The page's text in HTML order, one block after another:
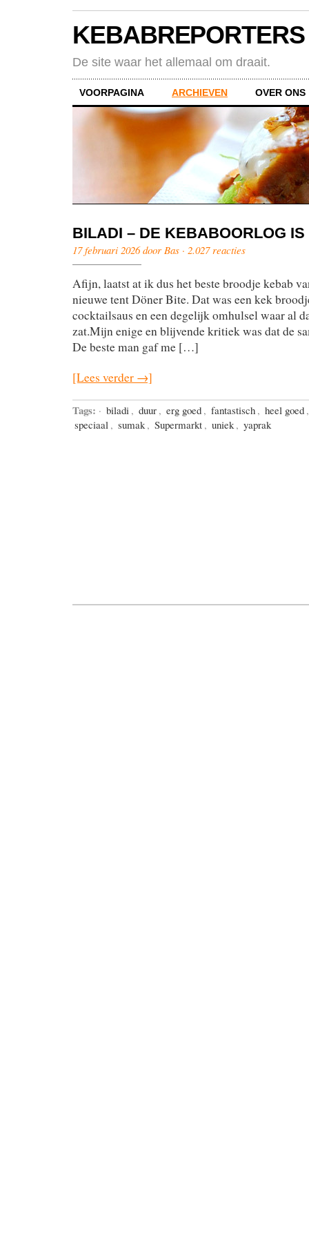
KEBABREPORTERS
De site waar het allemaal om draait.
VOORPAGINA ARCHIEVEN OVER ONS
BILADI – DE KEBABOORLOG
17 februari 2026 door Bas · 2.027 reacties
Afijn, laatst at ik dus het beste broodje kebab
nieuwe tent Döner Bite. Dat was een kek
cocktailsaus en een degelijk omhulsel waar al
zat.Mijn enige en blijvende kritiek was dat de
De beste man gaf me […]
[Lees verder →]
Tags: · biladi , duur , erg goed , fantastisch , heel goed
speciaal , sumak , Supermarkt , uniek , yaprak